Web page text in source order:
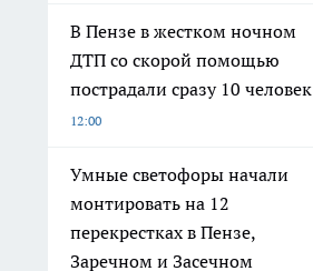
В Пензе в жестком ночном
ДТП со скорой помощью
пострадали сразу 10 человек
12:00
Умные светофоры начали
монтировать на 12
перекрестках в Пензе,
Заречном и Засечном